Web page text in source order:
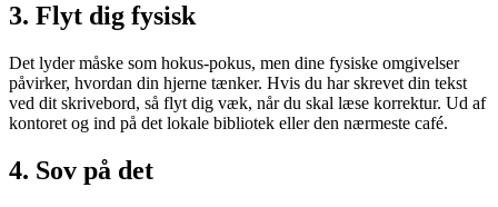
3. Flyt dig fysisk
Det lyder måske som hokus-pokus, men dine fysiske omgivelser
påvirker, hvordan din hjerne tænker. Hvis du har skrevet din tekst
ved dit skrivebord, så flyt dig væk, når du skal læse korrektur. Ud af
kontoret og ind på det lokale bibliotek eller den nærmeste café.
4. Sov på det